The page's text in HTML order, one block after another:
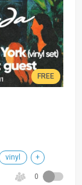
FREE
vinyl +
0